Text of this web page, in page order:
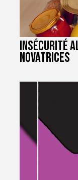
Insécurité
novatrices